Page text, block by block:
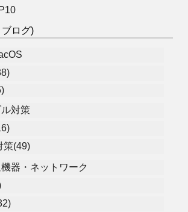
ログ)
対策
策(49)
器・ネットワーク